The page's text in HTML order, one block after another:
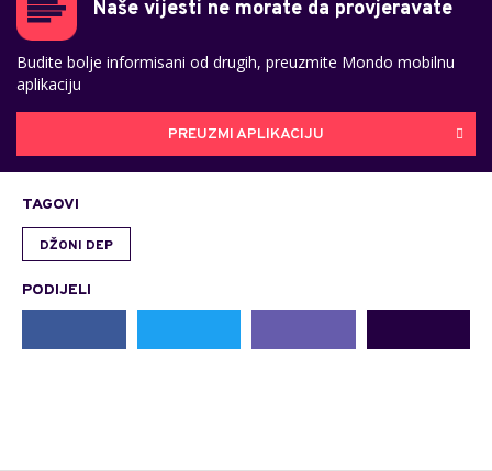
Naše vijesti ne morate da provjeravate
Budite bolje informisani od drugih, preuzmite Mondo mobilnu
aplikaciju
PREUZMI APLIKACIJU
TAGOVI
DŽONI DEP
PODIJELI